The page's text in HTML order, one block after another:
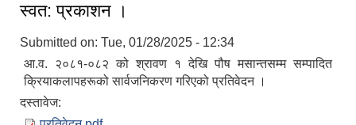
स्वत: प्रकाशन ।
Submitted on: Tue, 01/28/2025 - 12:34
आ.व. २०८१-०८२ को श्रावण १ देखि पौष मसान्तसम्म सम्पादित
क्रियाकलापहरूको सार्वजनिकरण गरिएको प्रतिवेदन ।
दस्तावेज: